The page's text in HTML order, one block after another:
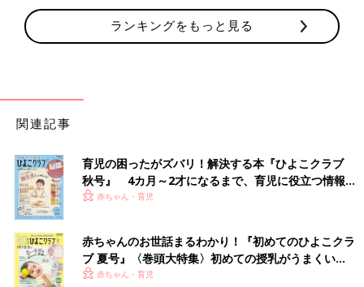
いる」とうわさに
ランキングをもっと見る
関連記事
育児の困ったがズバリ！解決する本『ひよこクラブ
秋号』 4カ月～2才になるまで、育児に役立つ情報が
いっぱい！
赤ちゃん・育児
赤ちゃんのお世話まるわかり！『初めてのひよこクラ
ブ 夏号』〈巻頭大特集〉初めての授乳がうまくい
く！ おっぱい・ミルクの基本と夏のトラブル 解決テ
赤ちゃん・育児